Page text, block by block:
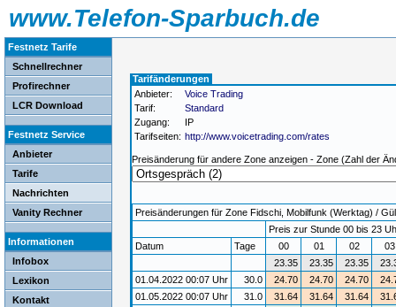
www.Telefon-Sparbuch.de
Festnetz Tarife
Schnellrechner
Profirechner
LCR Download
Festnetz Service
Anbieter
Tarife
Nachrichten
Vanity Rechner
Informationen
Infobox
Lexikon
Kontakt
Tarifänderungen
Anbieter:
Voice Trading
Tarif:
Standard
Zugang:
IP
Tarifseiten: http://www.voicetrading.com/rates
Preisänderung für andere Zone anzeigen - Zone (Zahl der
Preisänderungen für Zone Fidschi, Mobilfunk (Werktag) /
Preis zur Stunde 00 bis 23
Datum
Tage 00 01 02
23.35
23.35 23.35
01.04.2022 00:07 Uhr
30.0 24.70 24.70 24.70
01.05.2022 00:07 Uhr
31.0 31.64 31.64 31.64